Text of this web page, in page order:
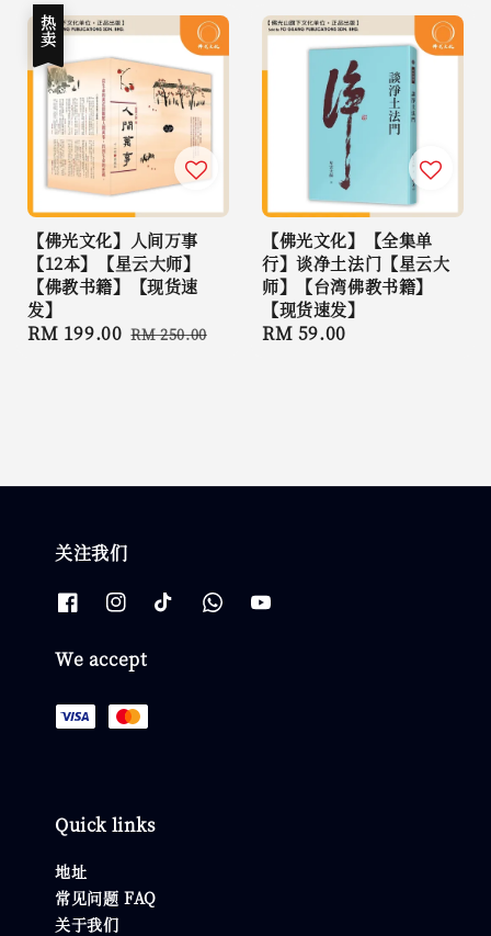
热卖
【佛光文化】人间万事
【12本】【星云大师】
【佛教书籍】【现货速
发】
Sale
RM 199.00 Regular
RM 250.00
【佛光文化】【全集单
行】谈净土法门【星云大
师】【台湾佛教书籍】
【现货速发】
Regular
RM 59.00
关注我们
We accept
Quick links
地址
常见问题 FAQ
关于我们